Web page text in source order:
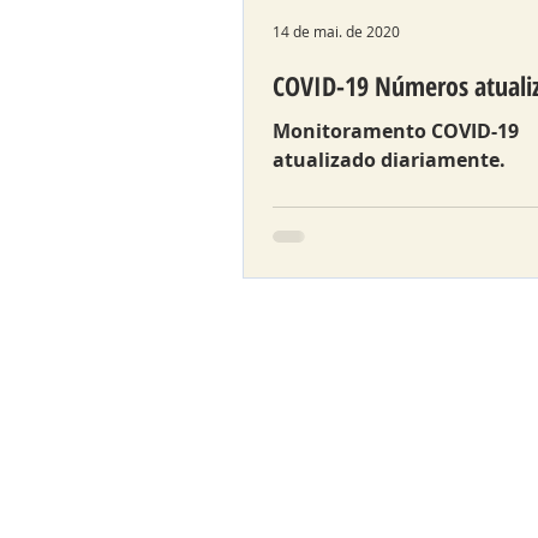
COVID-19 Números
Monitoramento COVID-19
atualizado diariamente.
14 de mai. de 2020